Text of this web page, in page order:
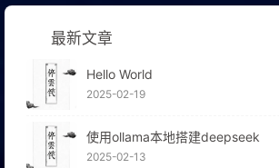
最新文章
Hello World
2025-02-19
使用ollama本地搭建deepseek
2025-02-13